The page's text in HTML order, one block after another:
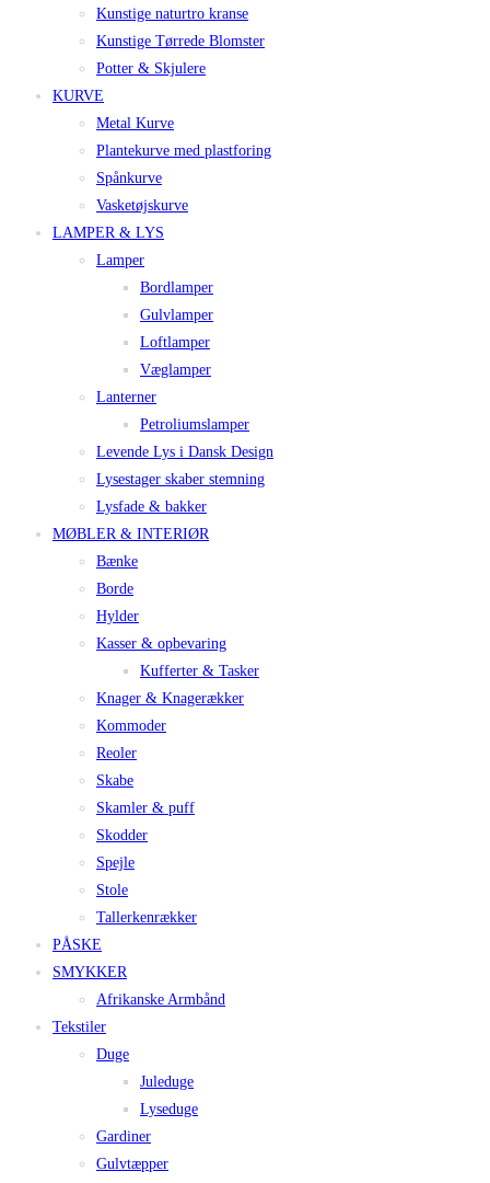
Kunstige naturtro kranse
Kunstige Tørrede Blomster
Potter & Skjulere
KURVE
Metal Kurve
Plantekurve med plastforing
Spånkurve
Vasketøjskurve
LAMPER & LYS
Lamper
Bordlamper
Gulvlamper
Loftlamper
Væglamper
Lanterner
Petroliumslamper
Levende Lys i Dansk Design
Lysestager skaber stemning
Lysfade & bakker
MØBLER & INTERIØR
Bænke
Borde
Hylder
Kasser & opbevaring
Kufferter & Tasker
Knager & Knagerækker
Kommoder
Reoler
Skabe
Skamler & puff
Skodder
Spejle
Stole
Tallerkenrækker
PÅSKE
SMYKKER
Afrikanske Armbånd
Tekstiler
Duge
Juleduge
Lyseduge
Gardiner
Gulvtæpper